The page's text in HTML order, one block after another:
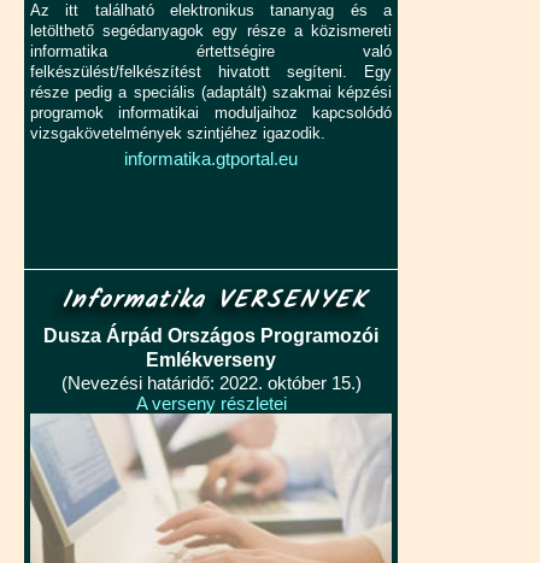
Az itt található elektronikus tananyag és a
letölthető segédanyagok egy része a közismereti
informatika értettségire való
felkészülést/felkészítést hivatott segíteni. Egy
része pedig a speciális (adaptált) szakmai képzési
programok informatikai moduljaihoz kapcsolódó
vizsgakövetelmények szintjéhez igazodik.
informatika.gtportal.eu
Informatika VERSENYEK
Dusza Árpád Országos Programozói
Emlékverseny
(Nevezési határidő: 2022. október 15.)
A verseny részletei